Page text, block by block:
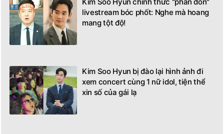
livestream bóc phốt: Nghe mà hoang
mang tột độ!
Kim Soo Hyun bị đào lại hình ảnh đi
xem concert cùng 1 nữ idol, tiện thể
xin số của gái lạ